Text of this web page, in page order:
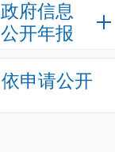
政府信息
公开年报
依申请公开